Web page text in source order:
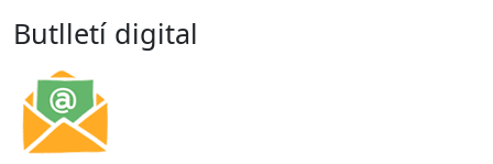
Butlletí digital